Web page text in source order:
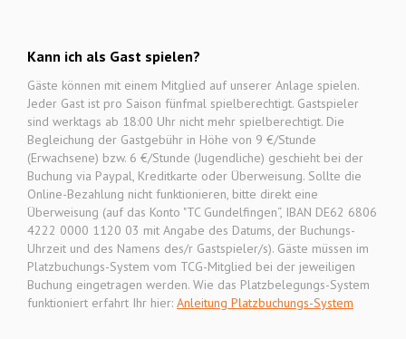
Kann ich als Gast spielen?
Gäste können mit einem Mitglied auf unserer Anlage spielen.
Jeder Gast ist pro Saison fünfmal spielberechtigt. Gastspieler
sind werktags ab 18:00 Uhr nicht mehr spielberechtigt. Die
Begleichung der Gastgebühr in Höhe von 9 €/Stunde
(Erwachsene) bzw. 6 €/Stunde (Jugendliche) geschieht bei der
Buchung via Paypal, Kreditkarte oder Überweisung. Sollte die
Online-Bezahlung nicht funktionieren, bitte direkt eine
Überweisung (auf das Konto "TC Gundelfingen“, IBAN DE62 6806
4222 0000 1120 03 mit Angabe des Datums, der Buchungs-
Uhrzeit und des Namens des/r Gastspieler/s). Gäste müssen im
Platzbuchungs-System vom TCG-Mitglied bei der jeweiligen
Buchung eingetragen werden. Wie das Platzbelegungs-System
funktioniert erfahrt Ihr hier: Anleitung Platzbuchungs-System